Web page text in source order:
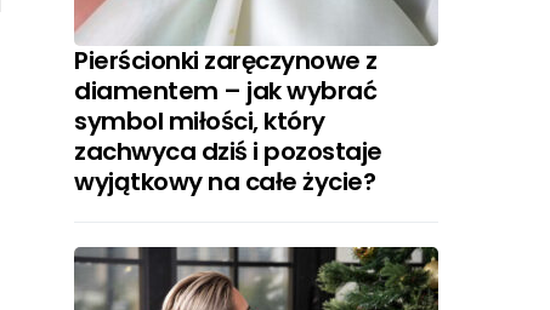
Pierścionki zaręczynowe z
diamentem – jak wybrać
symbol miłości, który
zachwyca dziś i pozostaje
wyjątkowy na całe życie?